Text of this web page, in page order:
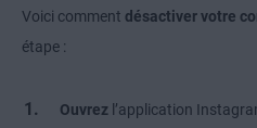
Voici comment désactiver votre
étape :
Ouvrez l’application